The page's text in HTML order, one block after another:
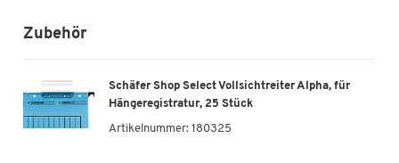
22,99 €
à 25 St.
Öffnung seitlich, weiß, 25 Stück
Zubehör
Schäfer Shop Select Vollsichtreiter Alpha, für
Hängeregistratur, 25 Stück
Artikelnummer: 180325